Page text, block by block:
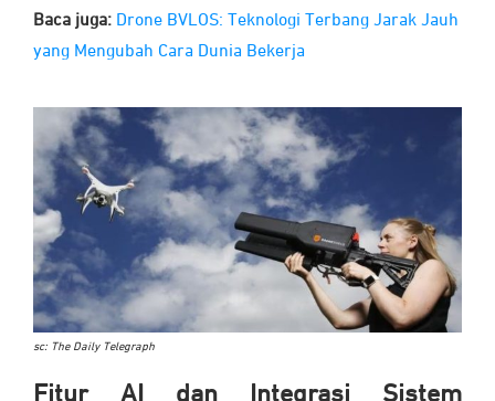
Baca juga: Drone BVLOS: Teknologi Terbang Jarak Jauh
yang Mengubah Cara Dunia Bekerja
sc: The Daily Telegraph
Fitur AI dan Integrasi Sistem